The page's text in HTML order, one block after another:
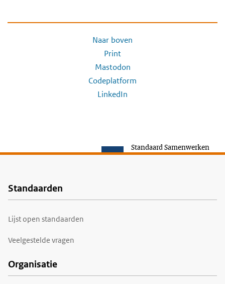
Naar boven
Print
Mastodon
Codeplatform
LinkedIn
Standaard Samenwerken
Voet
Standaarden
Lijst open standaarden
Veelgestelde vragen
Organisatie